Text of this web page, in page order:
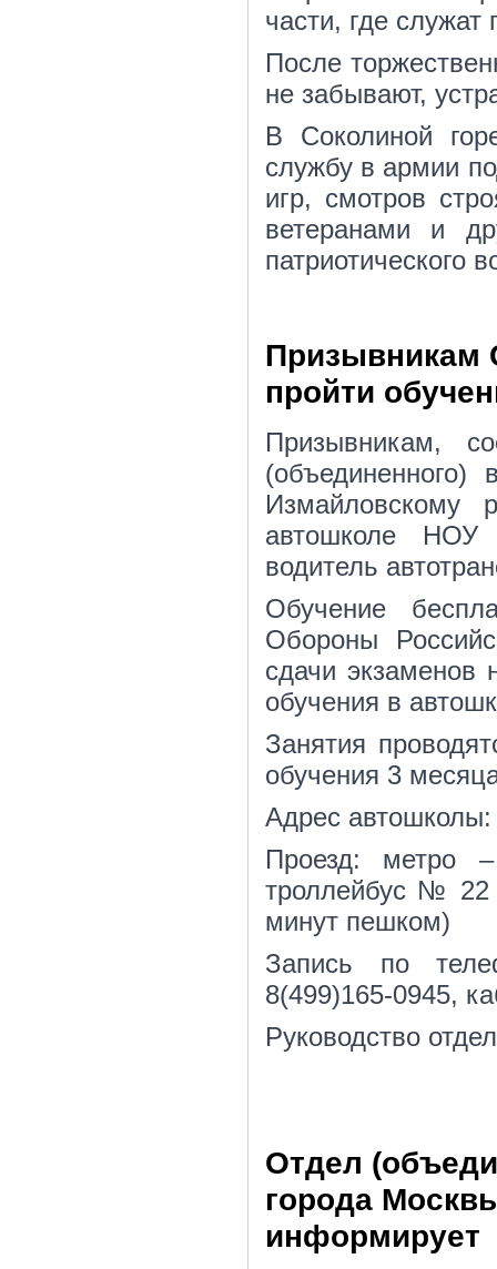
части, где
После
не забывают,
В Соколиной
службу в армии
игр, смотров
ветеранами и
патриотического
Призывникам
пройти
Призывникам,
(объединенного)
Измайловскому
автошколе
водитель
Обучение
Обороны
сдачи экзаменов
обучения в
Занятия
обучения 3
Адрес автошколы:
Проезд: метро
троллейбус № 22
минут пешком)
Запись по
8(499)165-0945,
Руководство
Отдел
города
информирует